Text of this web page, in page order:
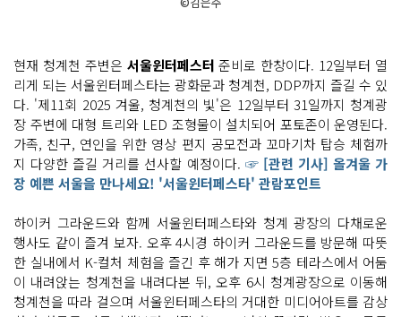
현재 청계천 주변은 서울윈터페스터 준비로 한창이다. 12일부터 열
리게 되는 서울윈터페스타는 광화문과 청계천, DDP까지 즐길 수 있
다. '제11회 2025 겨울, 청계천의 빛'은 12일부터 31일까지 청계광
장 주변에 대형 트리와 LED 조형물이 설치되어 포토존이 운영된다.
가족, 친구, 연인을 위한 영상 편지 공모전과 꼬마기차 탑승 체험까
지 다양한 즐길 거리를 선사할 예정이다. ☞ [관련 기사] 올겨울 가
장 예쁜 서울을 만나세요! '서울윈터페스타' 관람포인트
하이커 그라운드와 함께 서울윈터페스타와 청계 광장의 다채로운
행사도 같이 즐겨 보자. 오후 4시경 하이커 그라운드를 방문해 따뜻
한 실내에서 K-컬처 체험을 즐긴 후 해가 지면 5층 테라스에서 어둠
이 내려앉는 청계천을 내려다본 뒤, 오후 6시 청계광장으로 이동해
청계천을 따라 걸으며 서울윈터페스타의 거대한 미디어아트를 감상